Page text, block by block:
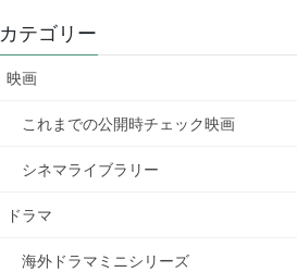
カテゴリー
映画
これまでの公開時チェック映画
シネマライブラリー
ドラマ
海外ドラマミニシリーズ